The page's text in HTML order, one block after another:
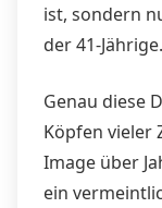
ist, sondern
der 41-Jährige.
Genau diese
Köpfen vieler
Image über
ein